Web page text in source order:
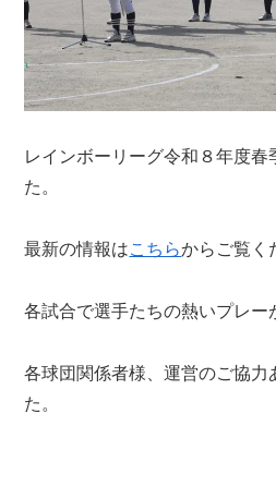
レインボーリーグ令和８年度春
た。
最新の情報はこちらからご覧く
各試合で選手たちの熱いプレー
各球団関係者様、運営のご協力
た。